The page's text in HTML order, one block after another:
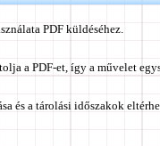
PDF küldéséhez.
a PDF-et, így a művelet
és a tárolási időszakok